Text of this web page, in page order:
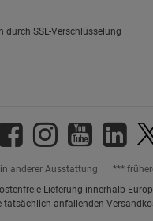
durch SSL-Verschlüsselung
anderer Ausstattung ***
Lieferung innerhalb
anfallenden